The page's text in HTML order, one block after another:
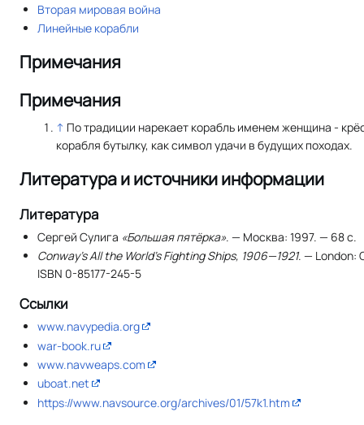
Вторая мировая война
Линейные корабли
Примечания
Примечания
↑ По традиции нарекает корабль именем женщина -
корабля бутылку, как символ удачи в будущих походах.
Литература и источники информации
Литература
Сергей Сулига «Большая пятёрка». — Москва: 1997. — 68 с.
Conway’s All the World’s Fighting Ships, 1906—1921. — London:
ISBN 0-85177-245-5
Ссылки
www.navypedia.org
war-book.ru
www.navweaps.com
uboat.net
https://www.navsource.org/archives/01/57k1.htm